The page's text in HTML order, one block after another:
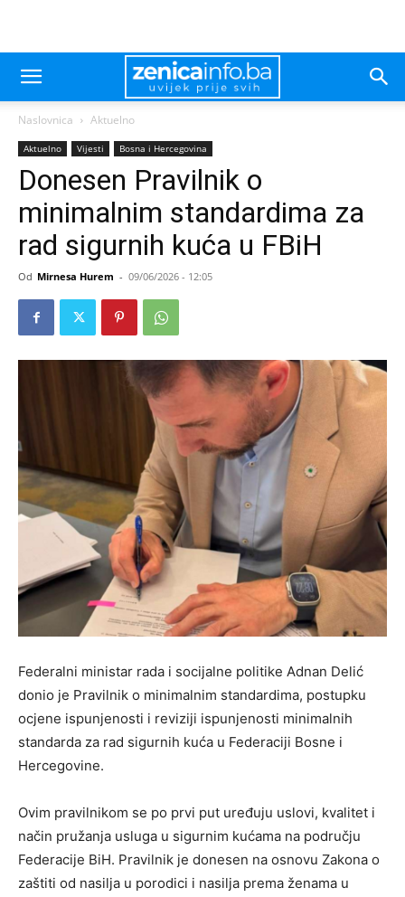
Naslovnica Aktuelno
Aktuelno Vijesti Bosna i Hercegovina
Donesen Pravilnik o
minimalnim standardima za
rad sigurnih kuća u FBiH
Od Mirnesa Hurem - 09/06/2026 - 12:05
Federalni ministar rada i socijalne politike Adnan Delić
donio je Pravilnik o minimalnim standardima, postupku
ocjene ispunjenosti i reviziji ispunjenosti minimalnih
standarda za rad sigurnih kuća u Federaciji Bosne i
Hercegovine.
Ovim pravilnikom se po prvi put uređuju uslovi, kvalitet i
način pružanja usluga u sigurnim kućama na području
Federacije BiH. Pravilnik je donesen na osnovu Zakona o
zaštiti od nasilja u porodici i nasilja prema ženama u